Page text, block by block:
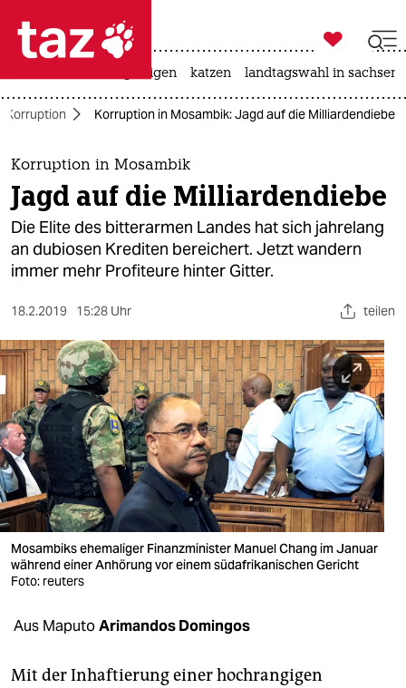
 taz zahl ich
taz zahl ich
themen
politik
öko
sport
berlin
nord
wahrheit
verlag
verlag
shop
fragen & hilfe

taz zahl ich
bergsteigen katzen landtagswahl in
Korruption Korruption in Mosambik: Jagd auf die Milliardendiebe
Korruption in Mosambik
Jagd auf die Milliardendiebe
Die Elite des bitterarmen Landes hat sich jahrelang
an dubiosen Krediten bereichert. Jetzt wandern
immer mehr Profiteure hinter Gitter.
18.2.2019 15:28 Uhr teilen
Mosambiks ehemaliger Finanzminister Manuel Chang im Januar
während einer Anhörung vor einem südafrikanischen Gericht
Foto: reuters
Aus MaputoArimandos Domingos
Mit der Inhaftierung einer hochrangigen